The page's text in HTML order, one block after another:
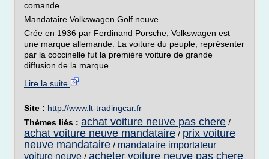
comande
Mandataire Volkswagen Golf neuve
Crée en 1936 par Ferdinand Porsche, Volkswagen est
une marque allemande. La voiture du peuple, représenter
par la coccinelle fut la première voiture de grande
diffusion de la marque....
Lire la suite
Site : http://www.lt-tradingcar.fr
Thèmes liés : achat voiture neuve pas chere /
achat voiture neuve mandataire / prix voiture
neuve mandataire / mandataire importateur
voiture neuve / acheter voiture neuve pas chere